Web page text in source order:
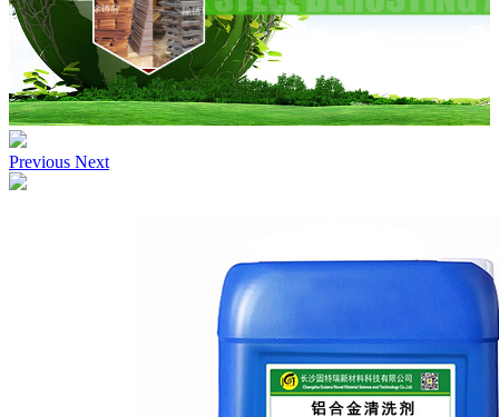
Previous Next